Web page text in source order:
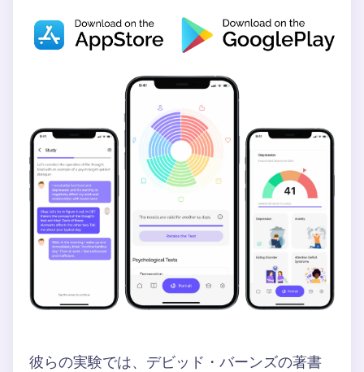
彼らの実験では、デビッド・バーンズの著書